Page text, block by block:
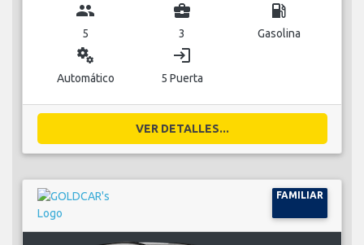
group
5
business_center
3
local_gas_station
Gasolina
miscellaneous_services
Automático
login
5 Puerta
VER DETALLES...
FAMILIAR